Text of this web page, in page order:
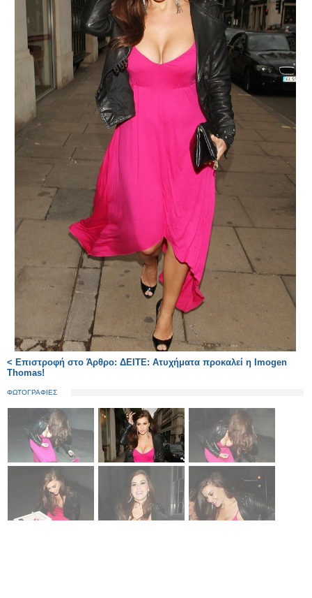
< Επιστροφή στο Άρθρο: ΔΕΙΤΕ: Ατυχήματα προκαλεί η Imogen
Thomas!
ΦΩΤΟΓΡΑΦΙΕΣ